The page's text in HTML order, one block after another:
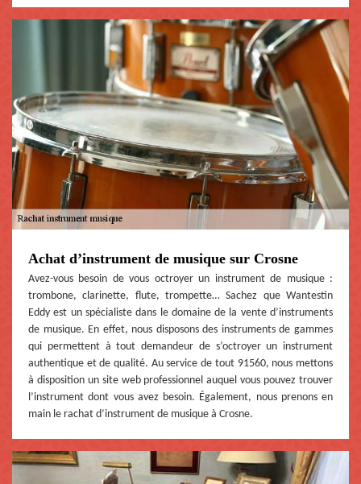
Achat d’instrument de musique sur Crosne
Avez-vous besoin de vous octroyer un instrument de musique :
trombone, clarinette, flute, trompette… Sachez que Wantestin
Eddy est un spécialiste dans le domaine de la vente d’instruments
de musique. En effet, nous disposons des instruments de gammes
qui permettent à tout demandeur de s’octroyer un instrument
authentique et de qualité. Au service de tout 91560, nous mettons
à disposition un site web professionnel auquel vous pouvez trouver
l’instrument dont vous avez besoin. Également, nous prenons en
main le rachat d’instrument de musique à Crosne.